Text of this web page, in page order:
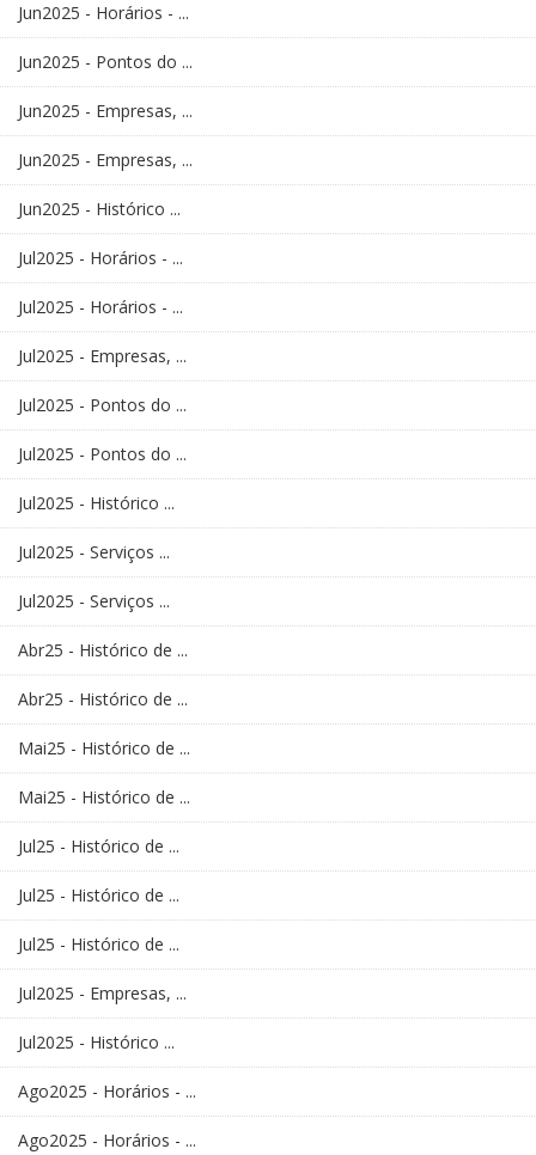
Jun2025 - Horários - ...
Jun2025 - Pontos do ...
Jun2025 - Empresas, ...
Jun2025 - Empresas, ...
Jun2025 - Histórico ...
Jul2025 - Horários - ...
Jul2025 - Horários - ...
Jul2025 - Empresas, ...
Jul2025 - Pontos do ...
Jul2025 - Pontos do ...
Jul2025 - Histórico ...
Jul2025 - Serviços ...
Jul2025 - Serviços ...
Abr25 - Histórico de ...
Abr25 - Histórico de ...
Mai25 - Histórico de ...
Mai25 - Histórico de ...
Jul25 - Histórico de ...
Jul25 - Histórico de ...
Jul25 - Histórico de ...
Jul2025 - Empresas, ...
Jul2025 - Histórico ...
Ago2025 - Horários - ...
Ago2025 - Horários - ...